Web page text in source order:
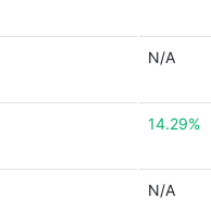
N/A
14.29%
N/A